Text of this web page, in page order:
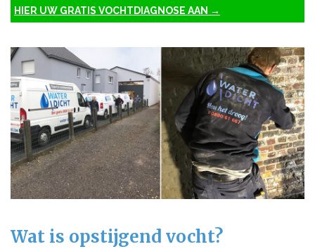
HIER UW GRATIS VOCHTDIAGNOSE AAN →
Wat is opstijgend vocht?